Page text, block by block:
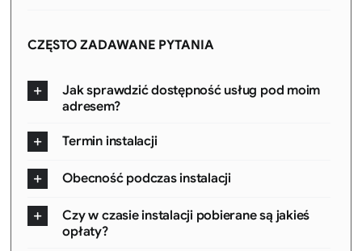
CZĘSTO ZADAWANE PYTANIA
Jak sprawdzić dostępność usług pod moim
adresem?
Termin instalacji
Obecność podczas instalacji
Czy w czasie instalacji pobierane są jakieś
opłaty?